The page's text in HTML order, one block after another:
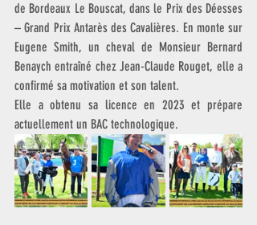
de Bordeaux Le Bouscat, dans le Prix des Déesses
– Grand Prix Antarès des Cavalières. En monte sur
Eugene Smith, un cheval de Monsieur Bernard
Benaych entraîné chez Jean-Claude Rouget, elle a
confirmé sa motivation et son talent.
Elle a obtenu sa licence en 2023 et prépare
actuellement un BAC technologique.